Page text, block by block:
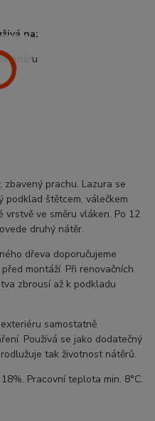
na:
zbavený prachu. Lazura se
podklad štětcem, válečkem
vrstvě ve směru vláken. Po 12
druhý nátěr.
dřeva doporučujeme
montáží. Při renovačních
zbrousí až k podkladu
samostatně
Používá se jako dodatečný
tak životnost nátěrů.
Pracovní teplota min. 8°C.